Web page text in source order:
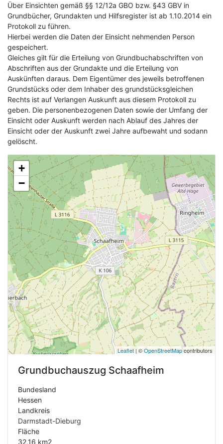
Über Einsichten gemäß §§ 12/12a GBO bzw. §43 GBV in
Grundbücher, Grundakten und Hilfsregister ist ab 1.10.2014 ein
Protokoll zu führen.
Hierbei werden die Daten der Einsicht nehmenden Person
gespeichert.
Gleiches gilt für die Erteilung von Grundbuchabschriften von
Abschriften aus der Grundakte und die Erteilung von
Auskünften daraus. Dem Eigentümer des jeweils betroffenen
Grundstücks oder dem Inhaber des grundstücksgleichen
Rechts ist auf Verlangen Auskunft aus diesem Protokoll zu
geben. Die personenbezogenen Daten sowie der Umfang der
Einsicht oder Auskunft werden nach Ablauf des Jahres der
Einsicht oder der Auskunft zwei Jahre aufbewaht und sodann
gelöscht.
+
−
Leaflet | ©OpenStreetMapcontributors
Grundbuchauszug Schaafheim
Bundesland
Hessen
Landkreis
Darmstadt-Dieburg
Fläche
32,16 km2